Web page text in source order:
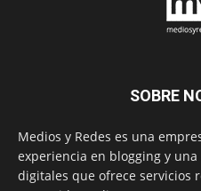
SOBRE
Medios y Redes es una
experiencia en blogging y
digitales que ofrece servicios